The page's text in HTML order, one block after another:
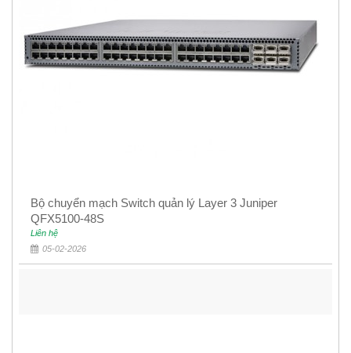
Bộ chuyển mạch Switch quản lý Layer 3 Juniper
QFX5100-48S
Liên hệ
05-02-2026